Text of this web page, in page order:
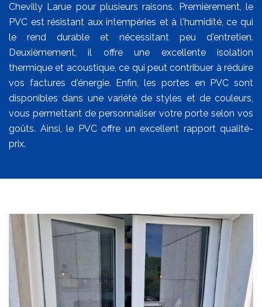
Chevilly Larue pour plusieurs raisons. Premièrement, le
PVC est résistant aux intempéries et à l'humidité, ce qui
le rend durable et nécessitant peu d'entretien.
Deuxièmement, il offre une excellente isolation
thermique et acoustique, ce qui peut contribuer à réduire
vos factures d'énergie. Enfin, les portes en PVC sont
disponibles dans une variété de styles et de couleurs,
vous permettant de personnaliser votre porte selon vos
goûts. Ainsi, le PVC offre un excellent rapport qualité-
prix.